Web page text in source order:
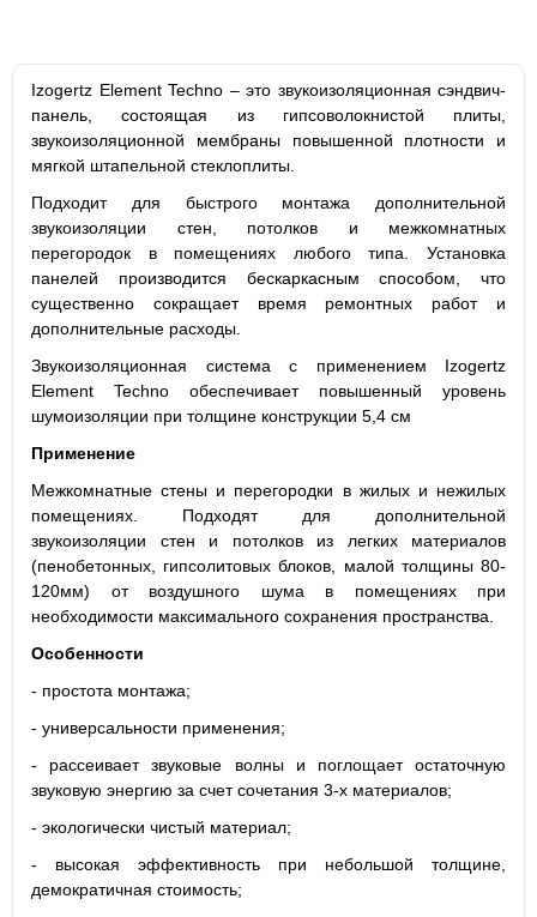
Izogertz Element Techno – это звукоизоляционная сэндвич-
панель, состоящая из гипсоволокнистой плиты,
звукоизоляционной мембраны повышенной плотности и
мягкой штапельной стеклоплиты.
Подходит для быстрого монтажа дополнительной
звукоизоляции стен, потолков и межкомнатных
перегородок в помещениях любого типа. Установка
панелей производится бескаркасным способом, что
существенно сокращает время ремонтных работ и
дополнительные расходы.
Звукоизоляционная система с применением Izogertz
Element Techno обеспечивает повышенный уровень
шумоизоляции при толщине конструкции 5,4 см
Применение
Межкомнатные стены и перегородки в жилых и нежилых
помещениях. Подходят для дополнительной
звукоизоляции стен и потолков из легких материалов
(пенобетонных, гипсолитовых блоков, малой толщины 80-
120мм) от воздушного шума в помещениях при
необходимости максимального сохранения пространства.
Особенности
- простота монтажа;
- универсальности применения;
- рассеивает звуковые волны и поглощает остаточную
звуковую энергию за счет сочетания 3-х материалов;
- экологически чистый материал;
- высокая эффективность при небольшой толщине,
демократичная стоимость;